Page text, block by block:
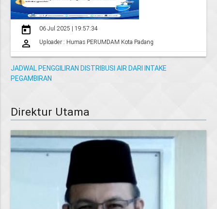
today 06 Jul 2025 | 19:57:34
perm_identity Uploader : Humas PERUMDAM Kota Padang
JADWAL PENGGILIRAN DISTRIBUSI AIR DARI INTAKE
PEGAMBIRAN
Direktur Utama